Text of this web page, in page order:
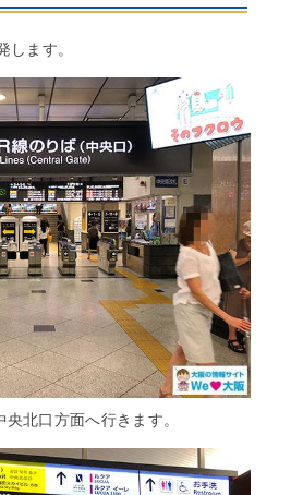
します。
北口方面へ行きます。